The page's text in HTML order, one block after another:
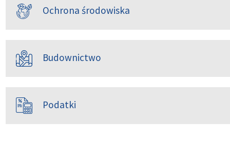
Ochrona środowiska
Budownictwo
Podatki